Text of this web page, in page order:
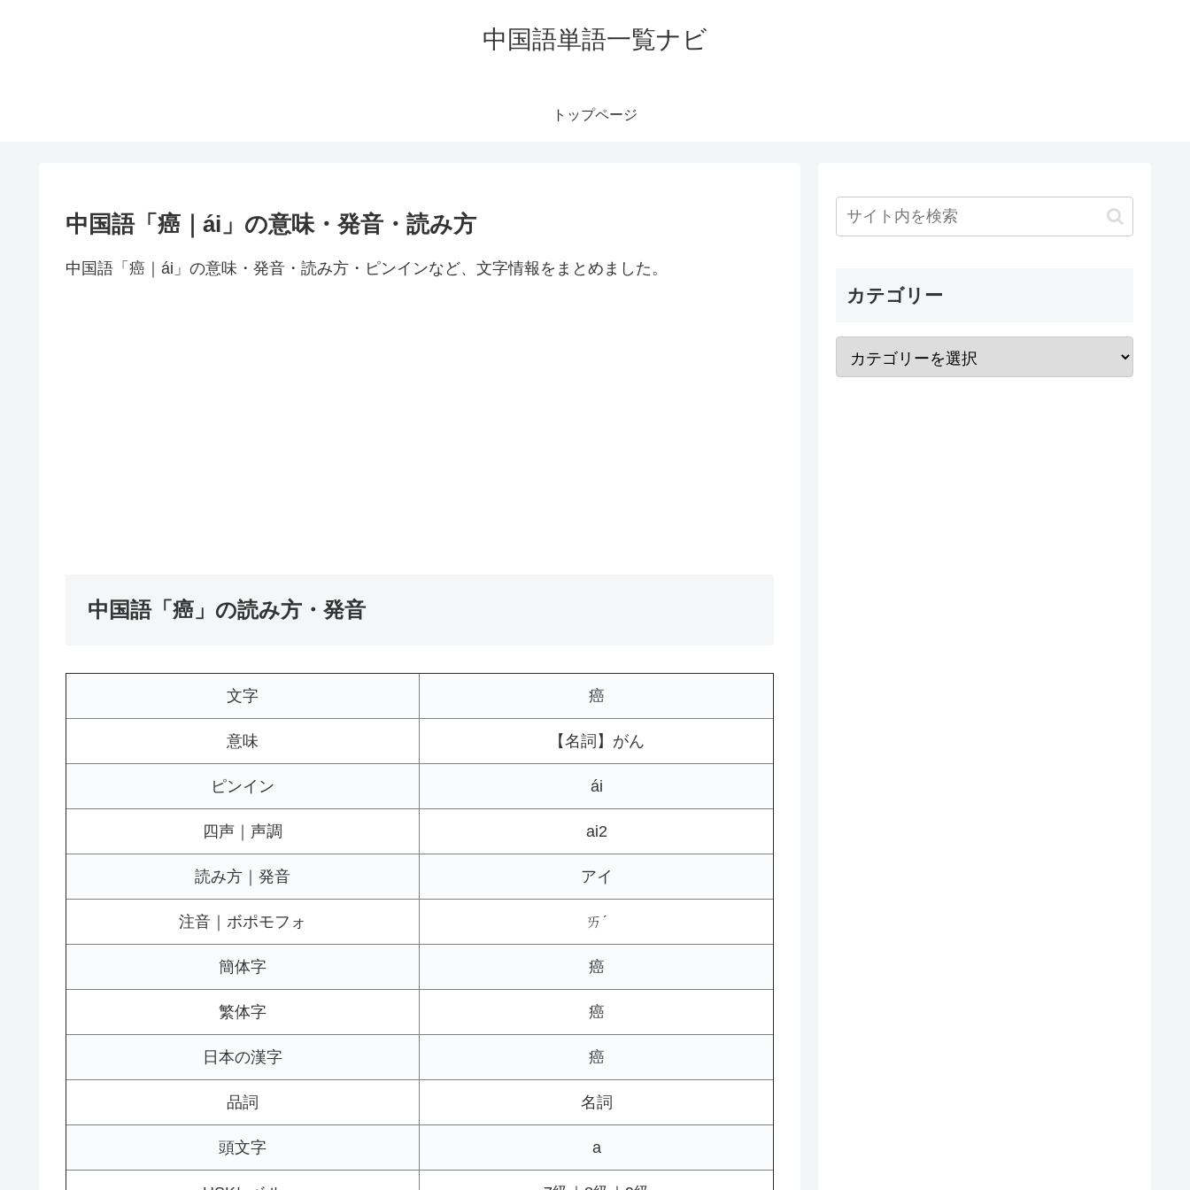
中国語単語一覧ナビ
トップページ
中国語「癌｜ái」の意味・発音・読み方
中国語「癌｜ái」の意味・発音・読み方・ピンインなど、文字情報をまとめました。
中国語「癌」の読み方・発音
文字 癌
意味 【名詞】がん
ピンイン ái
四声｜声調 ai2
読み方｜発音 アイ
注音｜ボポモフォ ㄞˊ
簡体字 癌
繁体字 癌
日本の漢字 癌
品詞 名詞
頭文字 a
カテゴリー